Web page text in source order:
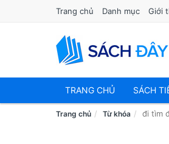
Trang chủ Danh mục Giới
TRANG CHỦ SÁCH
Trang chủ Từ khóa đi tìm